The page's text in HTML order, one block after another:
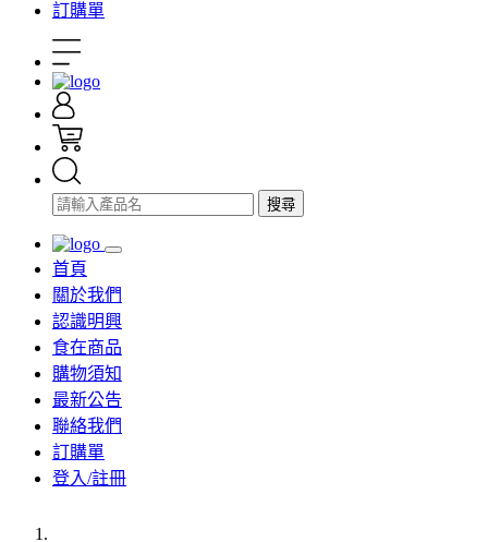
訂購單
搜尋
首頁
關於我們
認識明興
食在商品
購物須知
最新公告
聯絡我們
訂購單
登入/註冊